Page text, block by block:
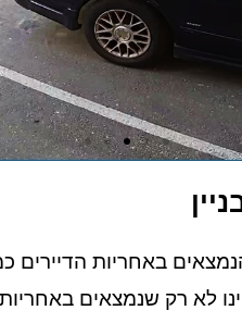
באחריות הדיירים
לא רק שנמצאים